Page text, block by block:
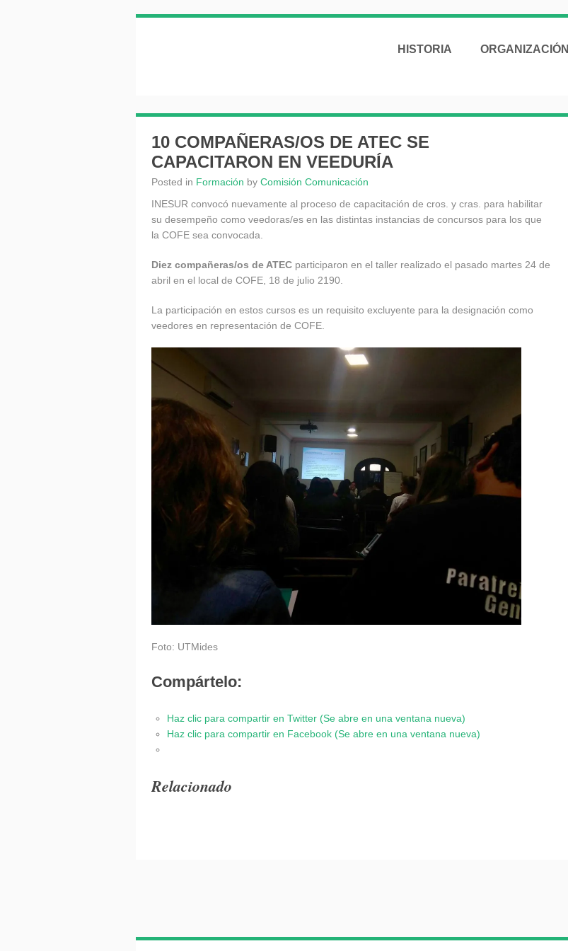
HISTORIA ORGANIZACIÓN
10 COMPAÑERAS/OS DE ATEC SE
CAPACITARON EN VEEDURÍA
Posted in Formación by Comisión Comunicación
INESUR convocó nuevamente al proceso de capacitación de cros. y cras. para habilitar
su desempeño como veedoras/es en las distintas instancias de concursos para los que
la COFE sea convocada.
Diez compañeras/os de ATEC participaron en el taller realizado el pasado martes 24 de
abril en el local de COFE, 18 de julio 2190.
La participación en estos cursos es un requisito excluyente para la designación como
veedores en representación de COFE.
Foto: UTMides
Compártelo:
Haz clic para compartir en Twitter (Se abre en una ventana nueva)
Haz clic para compartir en Facebook (Se abre en una ventana nueva)
Relacionado